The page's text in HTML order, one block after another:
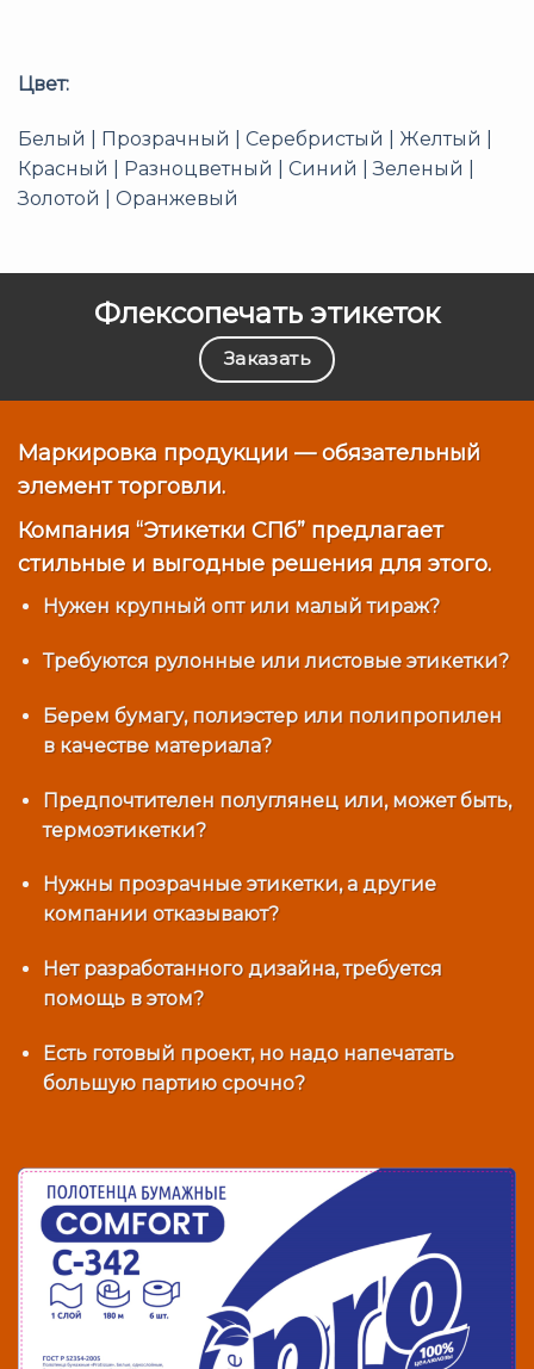
Цвет:
Белый | Прозрачный | Серебристый | Желтый |
Красный | Разноцветный | Синий | Зеленый |
Золотой | Оранжевый
Флексопечать этикеток
Заказать
Маркировка продукции — обязательный
элемент торговли.
Компания “Этикетки СПб” предлагает
стильные и выгодные решения для этого.
Нужен крупный опт или малый тираж?
Требуются рулонные или листовые этикетки?
Берем бумагу, полиэстер или полипропилен
в качестве материала?
Предпочтителен полуглянец или, может быть,
термоэтикетки?
Нужны прозрачные этикетки, а другие
компании отказывают?
Нет разработанного дизайна, требуется
помощь в этом?
Есть готовый проект, но надо напечатать
большую партию срочно?